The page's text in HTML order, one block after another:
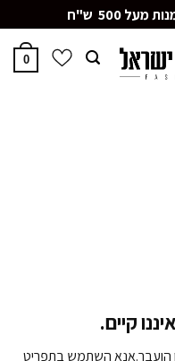
500 ש"ח
0
קיים.
הועבר.אנא השתמש בתפריט